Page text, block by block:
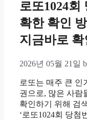
로또1024회
확한 확인
지금바로
2026년 05월 21일
로또는 매주 큰 인
권으로, 많은 사람
확인하기 위해 검
‘로또1024회 당첨